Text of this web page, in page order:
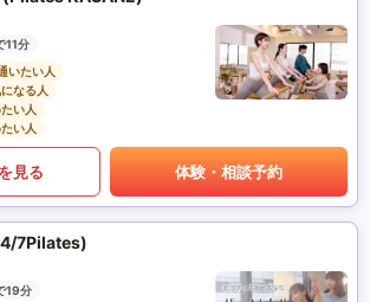
11分
いたい人
なる人
い人
い人
見る 体験・相談予約
7Pilates)
19分